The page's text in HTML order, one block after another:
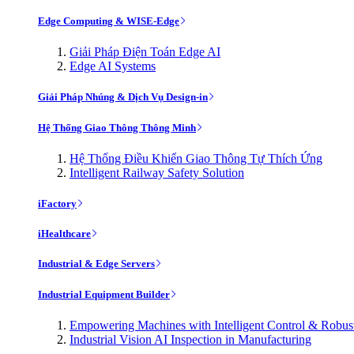
Edge Computing & WISE-Edge
Giải Pháp Điện Toán Edge AI
Edge AI Systems
Giải Pháp Nhúng & Dịch Vụ Design-in
Hệ Thống Giao Thông Thông Minh
Hệ Thống Điều Khiển Giao Thông Tự Thích Ứng
Intelligent Railway Safety Solution
iFactory
iHealthcare
Industrial & Edge Servers
Industrial Equipment Builder
Empowering Machines with Intelligent Control &
Industrial Vision AI Inspection in Manufacturing